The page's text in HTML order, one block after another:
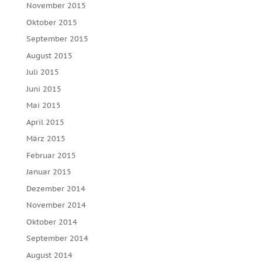
November 2015
Oktober 2015
September 2015
August 2015
Juli 2015
Juni 2015
Mai 2015
April 2015
März 2015
Februar 2015
Januar 2015
Dezember 2014
November 2014
Oktober 2014
September 2014
August 2014